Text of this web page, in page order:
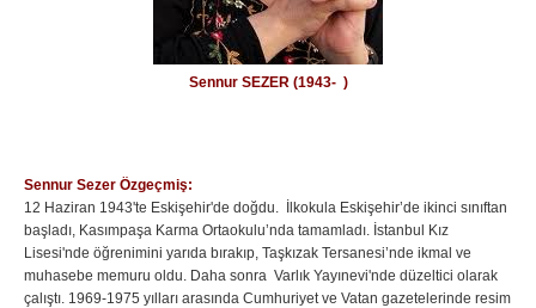
Sennur SEZER (1943- )
Sennur Sezer Özgeçmiş:
12 Haziran 1943'te Eskişehir'de doğdu. İlkokula Eskişehir’de ikinci sınıftan
başladı, Kasımpaşa Karma Ortaokulu’nda tamamladı. İstanbul Kız
Lisesi'nde öğrenimini yarıda bırakıp, Taşkızak Tersanesi’nde ikmal ve
muhasebe memuru oldu. Daha sonra Varlık Yayınevi'nde düzeltici olarak
çalıştı. 1969-1975 yılları arasında Cumhuriyet ve Vatan gazetelerinde resim